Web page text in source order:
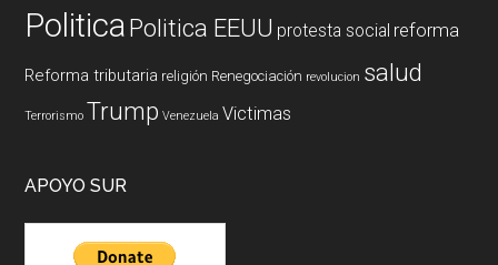
PoliticaPolitica EEUU protesta social reforma
Reforma tributaria religión Renegociación revolucion salud
Terrorismo Trump Venezuela Victimas
APOYO SUR